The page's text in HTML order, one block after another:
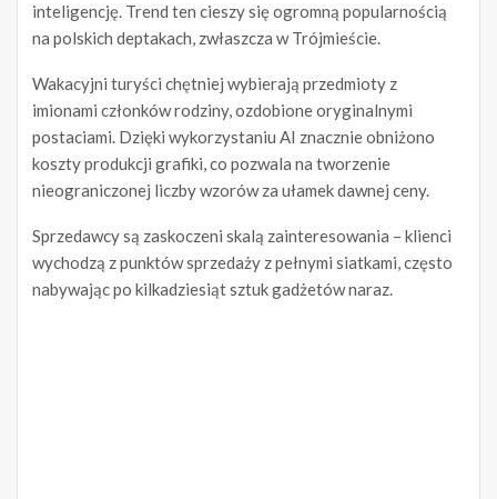
inteligencję. Trend ten cieszy się ogromną popularnością
na polskich deptakach, zwłaszcza w Trójmieście.
Wakacyjni turyści chętniej wybierają przedmioty z
imionami członków rodziny, ozdobione oryginalnymi
postaciami. Dzięki wykorzystaniu AI znacznie obniżono
koszty produkcji grafiki, co pozwala na tworzenie
nieograniczonej liczby wzorów za ułamek dawnej ceny.
Sprzedawcy są zaskoczeni skalą zainteresowania – klienci
wychodzą z punktów sprzedaży z pełnymi siatkami, często
nabywając po kilkadziesiąt sztuk gadżetów naraz.